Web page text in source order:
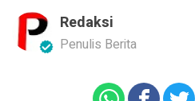
Redaksi
Penulis Berita